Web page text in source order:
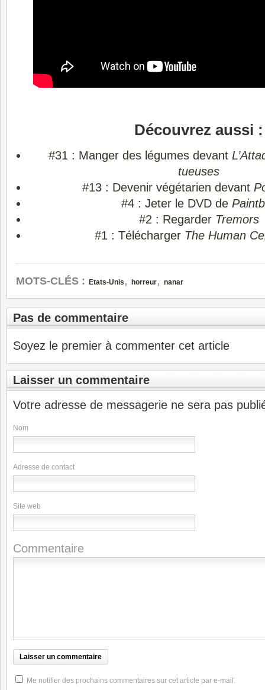
Découvrez aussi :
#31 : Manger des légumes devant
tueuses
#13 : Devenir végétarien devant
#4 : Jeter le DVD de
#2 : Regarder Tremors
#1 : Télécharger The Human
MOTS-CLÉS : Etats-Unis , horreur, nanar
Pas de commentaire
Soyez le premier à commenter cet article
Laisser un commentaire
Votre adresse de messagerie ne sera pas
Nom
Adresse de contact
Site web
Commentaire
Me notifier des prochains commentaires sur cet article par e-mail.